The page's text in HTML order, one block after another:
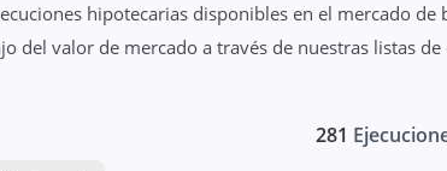
hipotecarias disponibles en el mercado de
del valor de mercado a través de nuestras listas de
281